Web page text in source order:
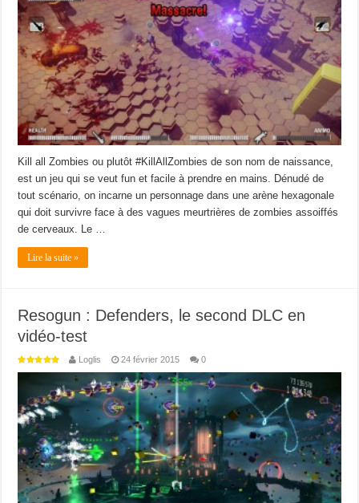
Kill all Zombies ou plutôt #KillAllZombies de son nom de naissance,
est un jeu qui se veut fun et facile à prendre en mains. Dénudé de
tout scénario, on incarne un personnage dans une arène hexagonale
qui doit survivre face à des vagues meurtrières de zombies assoiffés
de cerveaux. Le …
Lire la suite »
Resogun : Defenders, le second DLC en
vidéo-test
Loglis 24 février 2015 0